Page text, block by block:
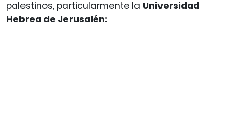
palestinos, particularmente la Universidad
Hebrea de Jerusalén: